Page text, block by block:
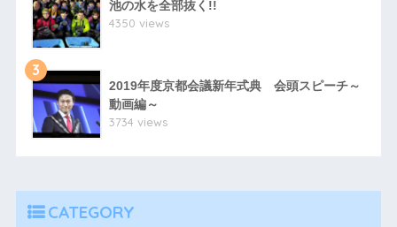
池の水を全部抜く!!
4350 views
3
2019年度京都会議新年式典 会頭スピーチ～
動画編～
3734 views
CATEGORY